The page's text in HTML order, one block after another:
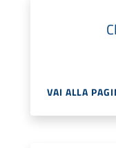
VAI ALLA